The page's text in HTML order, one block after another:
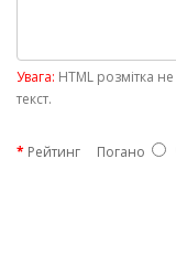
Увага: HTML розмітка
текст.
Рейтинг Погано